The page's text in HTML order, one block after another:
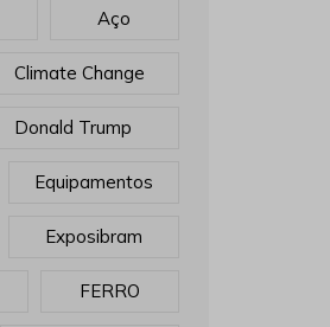
Aço
Climate Change
Donald Trump
Equipamentos
Exposibram
FERRO